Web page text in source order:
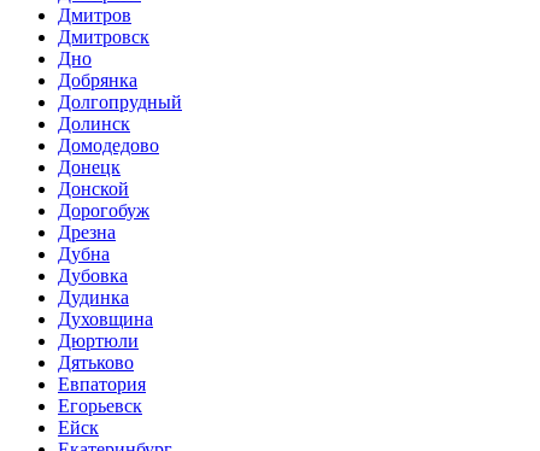
Дмитров
Дмитровск
Дно
Добрянка
Долгопрудный
Долинск
Домодедово
Донецк
Донской
Дорогобуж
Дрезна
Дубна
Дубовка
Дудинка
Духовщина
Дюртюли
Дятьково
Евпатория
Егорьевск
Ейск